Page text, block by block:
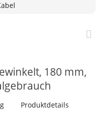
180 mm,
Produktdetails